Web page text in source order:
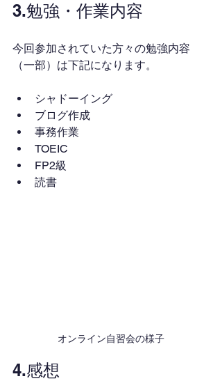
3.勉強・作業内容
今回参加されていた方々の勉強内容
（一部）は下記になります。
シャドーイング
ブログ作成
事務作業
TOEIC
FP2級
読書
オンライン自習会の様子
4.感想